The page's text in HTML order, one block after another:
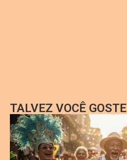
TALVEZ VOCÊ GOSTE